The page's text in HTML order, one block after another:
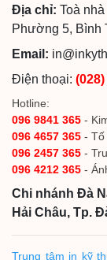
Địa chỉ: Toà
Phường 5, Bình
Email:
Điện thoại:
Hotline:
096 9841 365 -
096 4657 365 - Tố
096 2457 365 -
096 4212 365 -
Chi nhánh Đà
Hải Châu, Tp.
Trung tâm in kỹ